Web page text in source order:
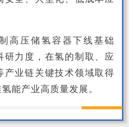
高压储氢容器下线基础
研力度，在氢的制取、应
产业链关键技术领域取得
能产业高质量发展。